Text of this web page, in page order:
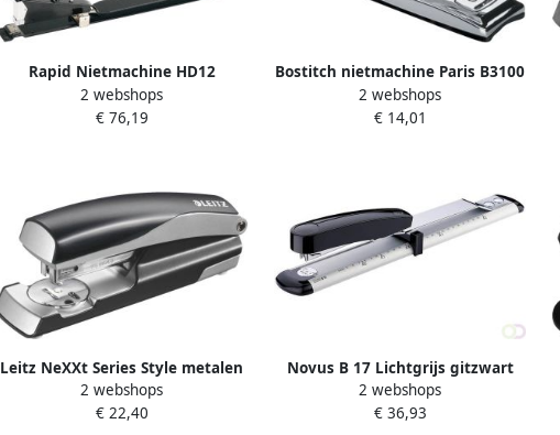
Rapid Nietmachine HD12
langarm 40vel 24 6 zwart
2 webshops
€ 76,19
Bostitch nietmachine Paris B3100
2 webshops
€ 14,01
Leitz NeXXt Series Style metalen
kantoornietmachine
2 webshops
€ 22,40
Novus B 17 Lichtgrijs gitzwart
langarm nietmachine
2 webshops
€ 36,93